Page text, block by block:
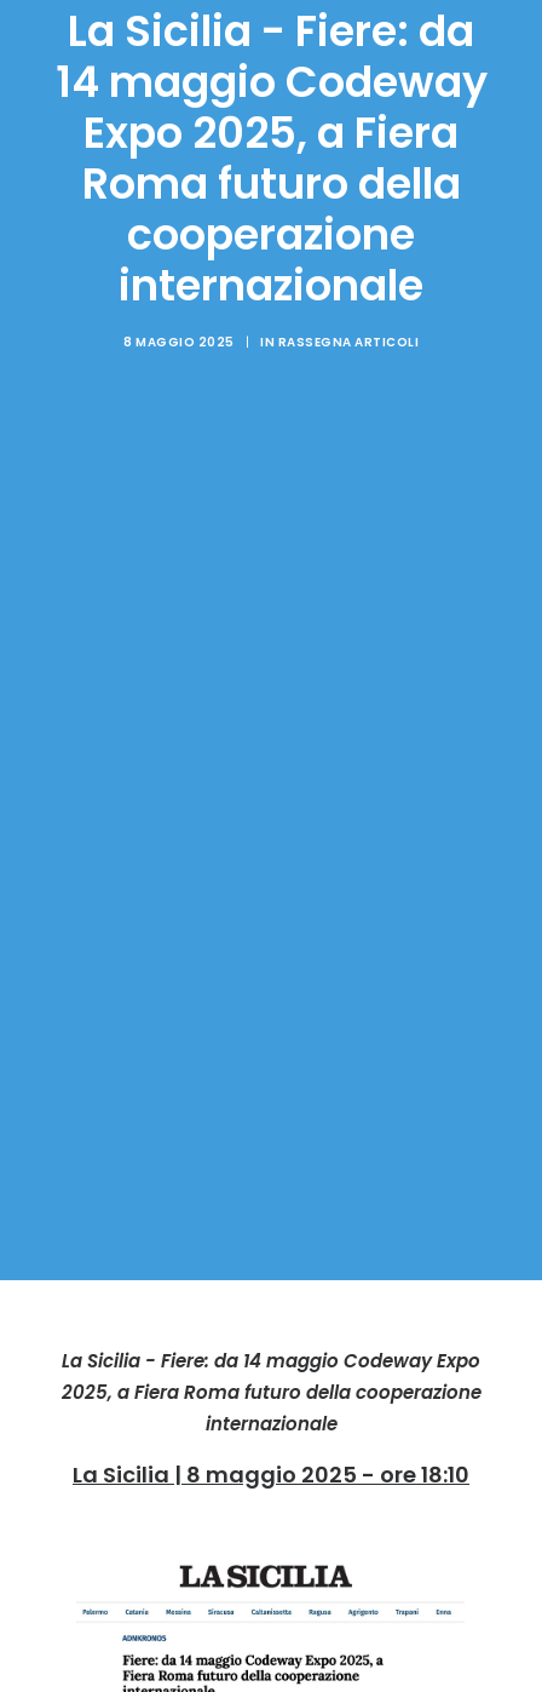
La Sicilia - Fiere: da
14 maggio Codeway
Expo 2025, a Fiera
Roma futuro della
cooperazione
internazionale
8 MAGGIO 2025 | IN RASSEGNA ARTICOLI
La Sicilia - Fiere: da 14 maggio Codeway Expo
2025, a Fiera Roma futuro della cooperazione
internazionale
La Sicilia | 8 maggio 2025 - ore 18:10